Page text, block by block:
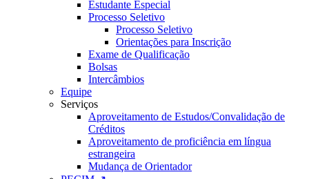
Estudante Especial
Processo Seletivo
Processo Seletivo
Orientações para Inscrição
Exame de Qualificação
Bolsas
Intercâmbios
Equipe
Serviços
Aproveitamento de Estudos/Convalidação de
Créditos
Aproveitamento de proficiência em língua
estrangeira
Mudança de Orientador